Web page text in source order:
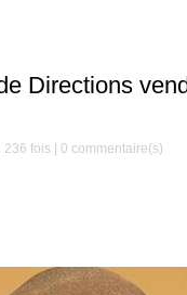
Directions
236 fois |0 commentaire(s)